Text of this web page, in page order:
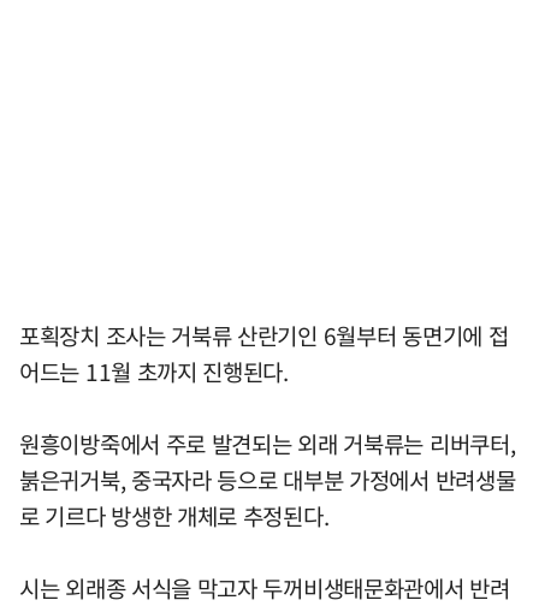
포획장치 조사는 거북류 산란기인 6월부터 동면기에 접
어드는 11월 초까지 진행된다.
원흥이방죽에서 주로 발견되는 외래 거북류는 리버쿠터,
붉은귀거북, 중국자라 등으로 대부분 가정에서 반려생물
로 기르다 방생한 개체로 추정된다.
시는 외래종 서식을 막고자 두꺼비생태문화관에서 반려